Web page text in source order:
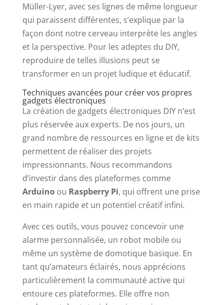
Müller-Lyer, avec ses lignes de même longueur
qui paraissent différentes, s’explique par la
façon dont notre cerveau interprète les angles
et la perspective. Pour les adeptes du DIY,
reproduire de telles illusions peut se
transformer en un projet ludique et éducatif.
Techniques avancées pour créer vos propres
gadgets électroniques
La création de gadgets électroniques DIY n’est
plus réservée aux experts. De nos jours, un
grand nombre de ressources en ligne et de kits
permettent de réaliser des projets
impressionnants. Nous recommandons
d’investir dans des plateformes comme
Arduinoou Raspberry Pi, qui offrent une prise
en main rapide et un potentiel créatif infini.
Avec ces outils, vous pouvez concevoir une
alarme personnalisée, un robot mobile ou
même un système de domotique basique. En
tant qu’amateurs éclairés, nous apprécions
particulièrement la communauté active qui
entoure ces plateformes. Elle offre non